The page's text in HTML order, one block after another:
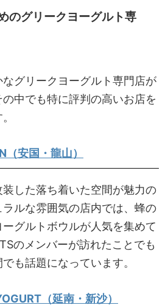
のグリークヨーグルト専
グリークヨーグルト専門店が
中でも特に評判の高いお店を
（安国・龍山）
した落ち着いた空間が魅力の
ルな雰囲気の店内では、蜂の
グルトボウルが人気を集めて
のメンバーが訪れたことでも
も話題になっています。
（延南・新沙）